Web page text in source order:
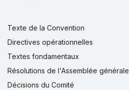
Texte de la Convention
Directives opérationnelles
Textes fondamentaux
Résolutions de l'Assemblée générale
Décisions du Comité